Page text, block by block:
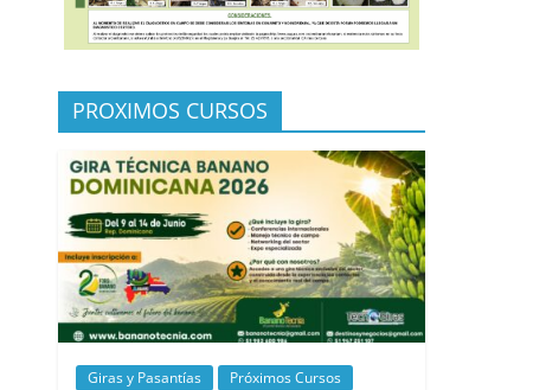
PROXIMOS CURSOS
Giras y Pasantías Próximos Cursos